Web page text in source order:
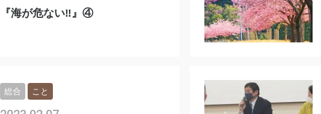
『海が危ない‼︎』④
総合 こと